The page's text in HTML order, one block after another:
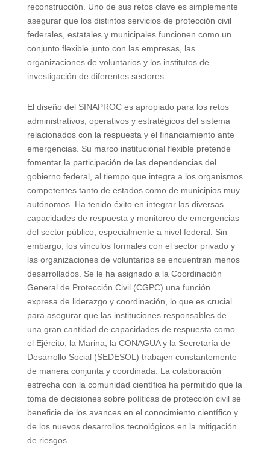
reconstrucción. Uno de sus retos clave es simplemente
asegurar que los distintos servicios de protección civil
federales, estatales y municipales funcionen como un
conjunto flexible junto con las empresas, las
organizaciones de voluntarios y los institutos de
investigación de diferentes sectores.
El diseño del SINAPROC es apropiado para los retos
administrativos, operativos y estratégicos del sistema
relacionados con la respuesta y el financiamiento ante
emergencias. Su marco institucional flexible pretende
fomentar la participación de las dependencias del
gobierno federal, al tiempo que integra a los organismos
competentes tanto de estados como de municipios muy
autónomos. Ha tenido éxito en integrar las diversas
capacidades de respuesta y monitoreo de emergencias
del sector público, especialmente a nivel federal. Sin
embargo, los vínculos formales con el sector privado y
las organizaciones de voluntarios se encuentran menos
desarrollados. Se le ha asignado a la Coordinación
General de Protección Civil (CGPC) una función
expresa de liderazgo y coordinación, lo que es crucial
para asegurar que las instituciones responsables de
una gran cantidad de capacidades de respuesta como
el Ejército, la Marina, la CONAGUA y la Secretaría de
Desarrollo Social (SEDESOL) trabajen constantemente
de manera conjunta y coordinada. La colaboración
estrecha con la comunidad científica ha permitido que la
toma de decisiones sobre políticas de protección civil se
beneficie de los avances en el conocimiento científico y
de los nuevos desarrollos tecnológicos en la mitigación
de riesgos.